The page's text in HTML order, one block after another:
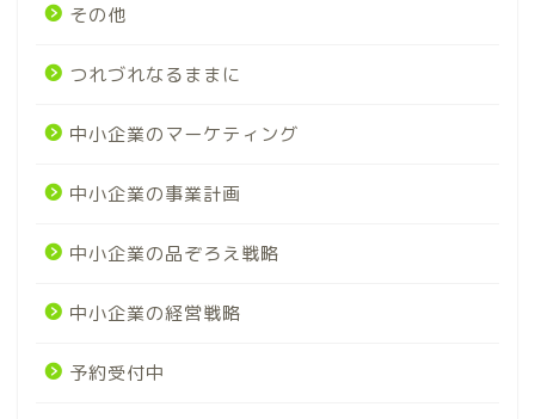
その他
つれづれなるままに
中小企業のマーケティング
中小企業の事業計画
中小企業の品ぞろえ戦略
中小企業の経営戦略
予約受付中